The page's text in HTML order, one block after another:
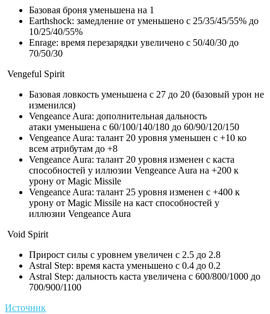
Базовая броня уменьшена на 1
Earthshock: замедление от уменьшено с 25/35/45/55% до
10/25/40/55%
Enrage: время перезарядки увеличено с 50/40/30 до
70/50/30
Vengeful Spirit
Базовая ловкость уменьшена с 27 до 20 (базовый урон не
изменился)
Vengeance Aura: дополнительная дальность
атаки уменьшена с 60/100/140/180 до 60/90/120/150
Vengeance Aura: талант 20 уровня уменьшен с +10 ко
всем атрибутам до +8
Vengeance Aura: талант 20 уровня изменен с каста
способностей у иллюзии Vengeance Aura на +200 к
урону от Magic Missile
Vengeance Aura: талант 25 уровня изменен с +400 к
урону от Magic Missile на каст способностей у
иллюзии Vengeance Aura
Void Spirit
Прирост силы с уровнем увеличен с 2.5 до 2.8
Astral Step: время каста уменьшено с 0.4 до 0.2
Astral Step: дальность каста увеличена с 600/800/1000 до
700/900/1100
Источник